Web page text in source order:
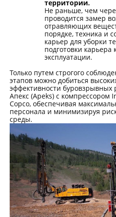
территории.
Не раньше, чем
проводится замер
отравляющих
порядке, техника и
карьер для уборки
подготовки
эксплуатации.
Только путем строгого
этапов можно добиться
эффективности буровзрывных
Апекс (Apeks) с компрессором
Copco, обеспечивая
персонала и минимизируя
среды.